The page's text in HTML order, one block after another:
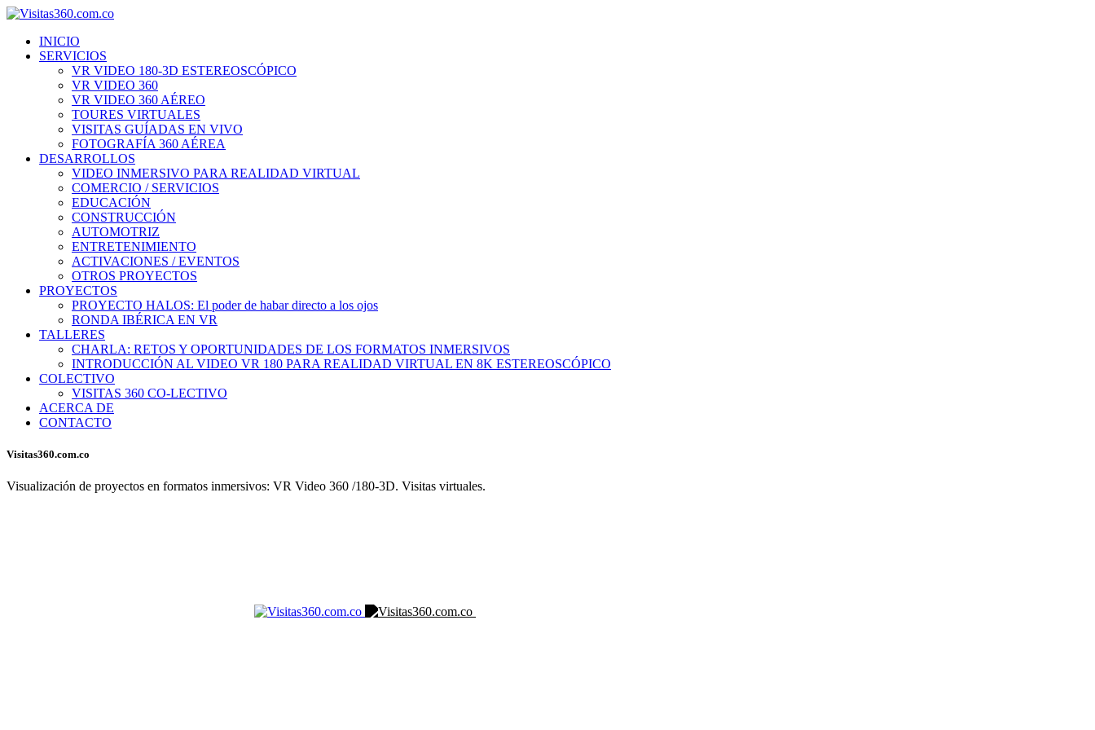
INICIO
SERVICIOS
VR VIDEO 180-3D ESTEREOSCÓPICO
VR VIDEO 360
VR VIDEO 360 AÉREO
TOURES VIRTUALES
VISITAS GUÍADAS EN VIVO
FOTOGRAFÍA 360 AÉREA
DESARROLLOS
VIDEO INMERSIVO PARA REALIDAD VIRTUAL
COMERCIO / SERVICIOS
EDUCACIÓN
CONSTRUCCIÓN
AUTOMOTRIZ
ENTRETENIMIENTO
ACTIVACIONES / EVENTOS
OTROS PROYECTOS
PROYECTOS
PROYECTO HALOS: El poder de habar directo a los ojos
RONDA IBÉRICA EN VR
TALLERES
CHARLA: RETOS Y OPORTUNIDADES DE LOS FORMATOS INMERSIVOS
INTRODUCCIÓN AL VIDEO VR 180 PARA REALIDAD VIRTUAL EN 8K ESTEREOSCÓPICO
COLECTIVO
VISITAS 360 CO-LECTIVO
ACERCA DE
CONTACTO
Visitas360.com.co
Visualización de proyectos en formatos inmersivos: VR Video 360 /180-3D. Visitas virtuales.